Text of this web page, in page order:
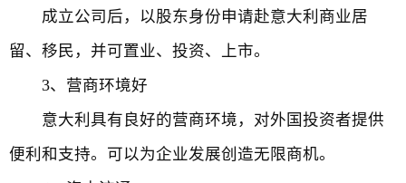
成立公司后，以股东身份申请赴意大利商业居
留、移民，并可置业、投资、上市。
3、营商环境好
意大利具有良好的营商环境，对外国投资者提供
便利和支持。可以为企业发展创造无限商机。